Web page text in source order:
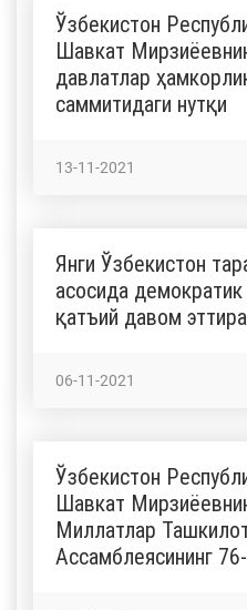
Ўзбекистон
Шавкат
давлатлар
саммитидаги нутқи
13-11-2021
Янги Ўзбекистон
асосида
қатъий давом
06-11-2021
Ўзбекистон
Шавкат
Миллатлар
Ассамблеясининг